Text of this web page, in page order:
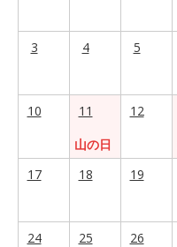
3 4 5
10
11
山の日
12
17
18 19
24 25 26